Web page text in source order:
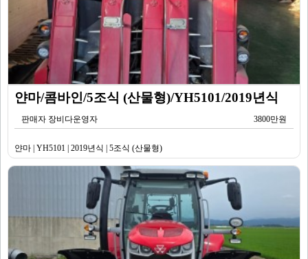
얀마/콤바인/5조식 (산물형)/YH5101/2019년식
판매자 장비다운영자 3800만원
얀마 | YH5101 | 2019년식 | 5조식 (산물형)